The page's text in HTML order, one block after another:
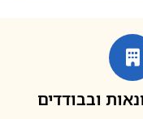
ובבודדים